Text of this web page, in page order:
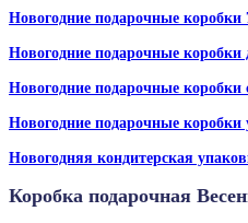
Новогодние подарочные коробки
Новогодние подарочные коробки
Новогодние подарочные коробки
Новогодние подарочные коробки
Новогодняя кондитерская
Коробка подарочная